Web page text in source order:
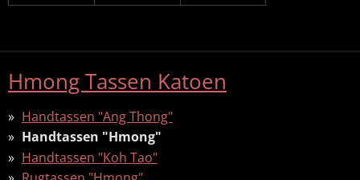
Hmong Tassen Katoen
Handtassen "Ang Thong"
Handtassen "Hmong"
Handtassen "Koh Tao"